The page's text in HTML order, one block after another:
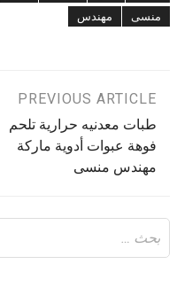
منسى
مهندس
تصفّح
المقالات
PREVIOUS ARTICLE
طبات معدنيه حرارية تلحم
فوهة عبوات أدوية ماركة
مهندس منسى
عن: